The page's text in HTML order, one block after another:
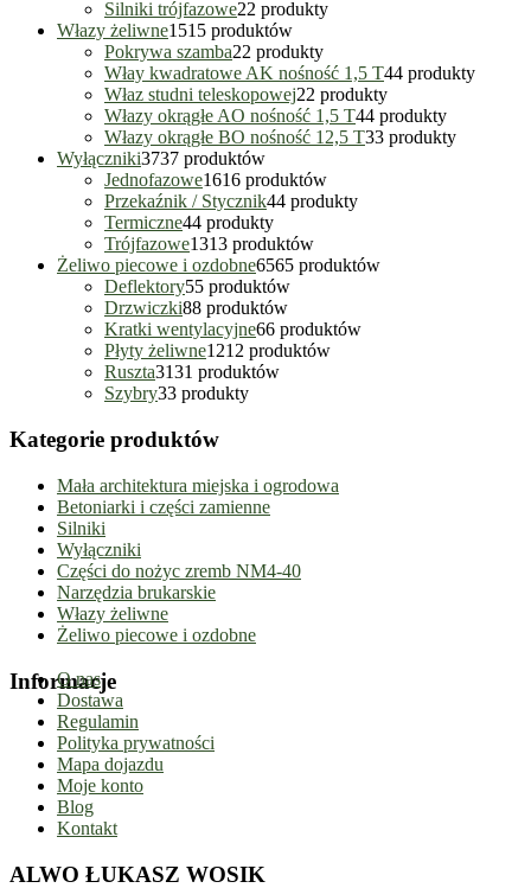
Silniki trójfazowe22 produkty
Włazy żeliwne1515 produktów
Pokrywa szamba22 produkty
Włay kwadratowe AK nośność 1,5 T44 produkty
Właz studni teleskopowej22 produkty
Włazy okrągłe AO nośność 1,5 T44 produkty
Włazy okrągłe BO nośność 12,5 T33 produkty
Wyłączniki3737 produktów
Jednofazowe1616 produktów
Przekaźnik / Stycznik44 produkty
Termiczne44 produkty
Trójfazowe1313 produktów
Żeliwo piecowe i ozdobne6565 produktów
Deflektory55 produktów
Drzwiczki88 produktów
Kratki wentylacyjne66 produktów
Płyty żeliwne1212 produktów
Ruszta3131 produktów
Szybry33 produkty
Kategorie produktów
Mała architektura miejska i ogrodowa
Betoniarki i części zamienne
Silniki
Wyłączniki
Części do nożyc zremb NM4-40
Narzędzia brukarskie
Włazy żeliwne
Żeliwo piecowe i ozdobne
Informacje
O nas
Dostawa
Regulamin
Polityka prywatności
Mapa dojazdu
Moje konto
Blog
Kontakt
ALWO ŁUKASZ WOSIK